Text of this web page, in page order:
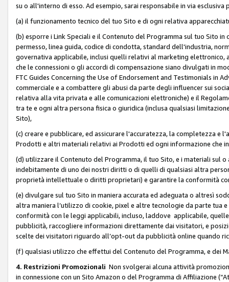
su o all'interno di esso. Ad esempio, sarai responsabile in via esclusiva
(a) il funzionamento tecnico del tuo Sito e di ogni relativa
(b) esporre i Link Speciali e il Contenuto del Programma sul tuo Sito in
permesso, linea guida, codice di condotta, standard dell'industria,
governativa applicabile, inclusi quelli relativi al marketing
che le connessioni o gli accordi di compensazione siano divulgati in
FTC Guides Concerning the Use of Endorsement and Testimonials in
commerciale e a combattere gli abusi da parte degli influencer sui
relativa alla vita privata e alle comunicazioni elettroniche) e il
tra te e ogni altra persona fisica o giuridica (inclusa qualsiasi
Sito),
(c) creare e pubblicare, ed assicurare l'accuratezza, la completezza
Prodotti e altri materiali relativi ai Prodotti ed ogni informazione che
(d) utilizzare il Contenuto del Programma, il tuo Sito, e i materiali sul
indebitamente di uno dei nostri diritti o di quelli di qualsiasi altra
proprietà intellettuale o diritti proprietari) e garantire la conformità
(e) divulgare sul tuo Sito in maniera accurata ed adeguata o altresì
altra maniera l’utilizzo di cookie, pixel e altre tecnologie da parte tua
conformità con le leggi applicabili, incluso, laddove applicabile,
pubblicità, raccogliere informazioni direttamente dai visitatori, e
scelte dei visitatori riguardo all’opt-out da pubblicità online quando
(f) qualsiasi utilizzo che effettui del Contenuto del Programma, e dei
4. Restrizioni Promozionali Non svolgerai alcuna attività
in connessione con un Sito Amazon o del Programma di Affiliazione